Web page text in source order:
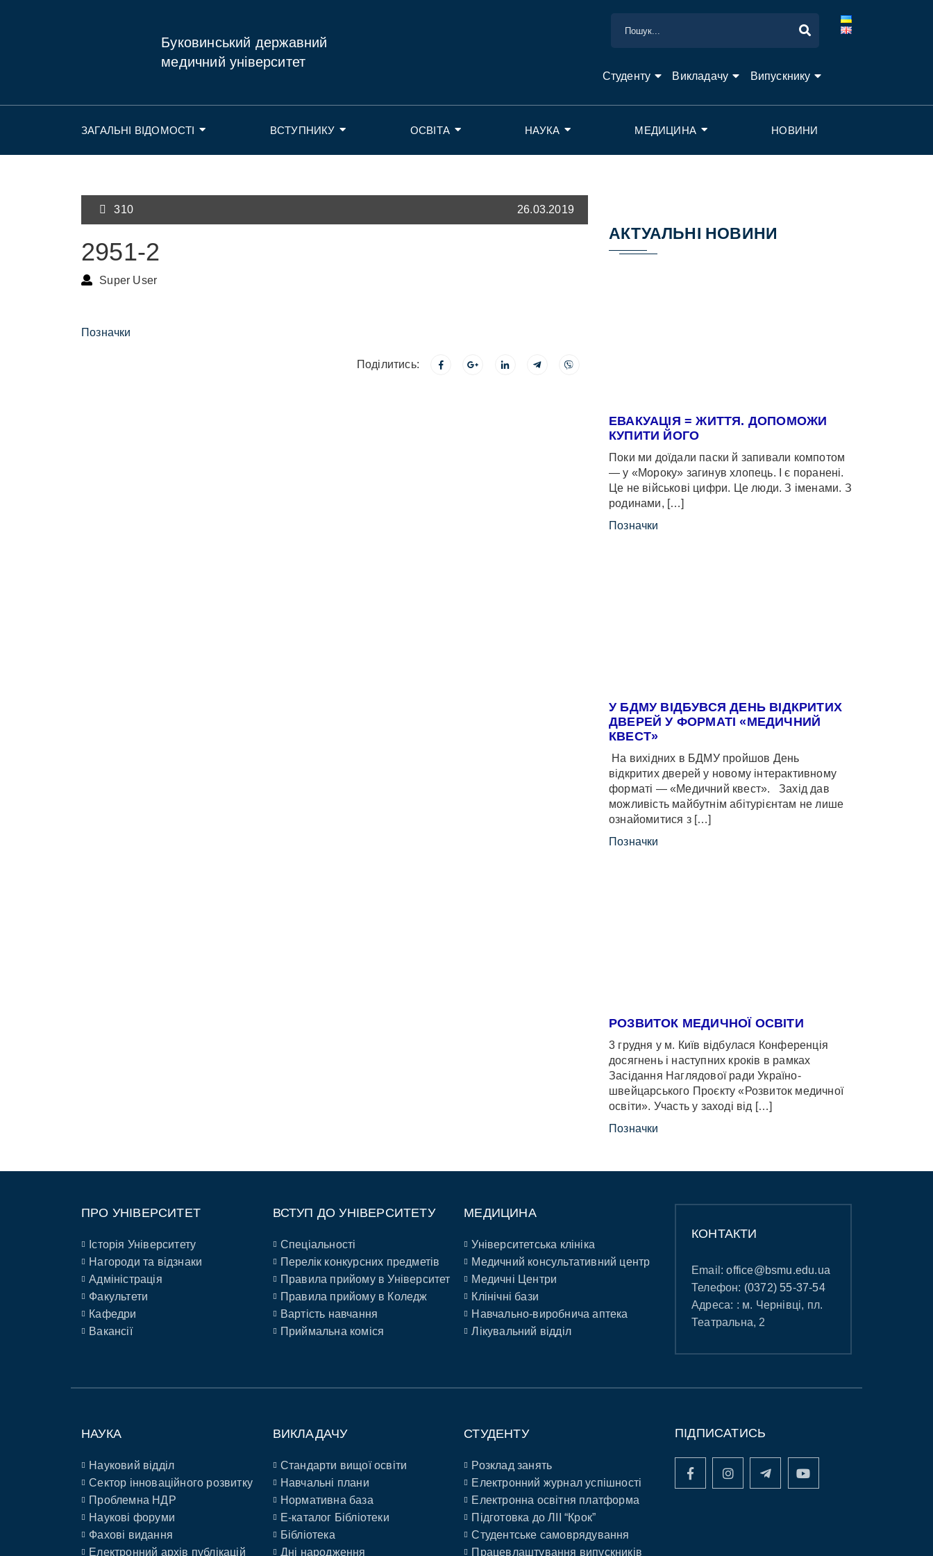
Буковинський державний
медичний університет
Студенту Викладачу Випускнику
ЗАГАЛЬНІ ВІДОМОСТІ ВСТУПНИКУ ОСВІТА НАУКА МЕДИЦИНА НОВИНИ
310 26.03.2019
2951-2
Super User
Позначки
Поділитись:
АКТУАЛЬНІ НОВИНИ
ЕВАКУАЦІЯ = ЖИТТЯ. ДОПОМОЖИ
КУПИТИ ЙОГО
Поки ми доїдали паски й запивали компотом
— у «Мороку» загинув хлопець. І є поранені.
Це не військові цифри. Це люди. З іменами. З
родинами, […]
Позначки
У БДМУ ВІДБУВСЯ ДЕНЬ ВІДКРИТИХ
ДВЕРЕЙ У ФОРМАТІ «МЕДИЧНИЙ
КВЕСТ»
На вихідних в БДМУ пройшов День
відкритих дверей у новому інтерактивному
форматі — «Медичний квест». Захід дав
можливість майбутнім абітурієнтам не лише
ознайомитися з […]
Позначки
РОЗВИТОК МЕДИЧНОЇ ОСВІТИ
3 грудня у м. Київ відбулася Конференція
досягнень і наступних кроків в рамках
Засідання Наглядової ради Україно-
швейцарського Проєкту «Розвиток медичної
освіти». Участь у заході від […]
Позначки
ПРО УНІВЕРСИТЕТ
Історія Університету
Нагороди та відзнаки
Адміністрація
Факультети
Кафедри
Вакансії
ВСТУП ДО УНІВЕРСИТЕТУ
Спеціальності
Перелік конкурсних предметів
Правила прийому в Університет
Правила прийому в Коледж
Вартість навчання
Приймальна коміся
МЕДИЦИНА
Університетська клініка
Медичний консультативний центр
Медичні Центри
Клінічні бази
Навчально-виробнича аптека
Лікувальний відділ
КОНТАКТИ
Email:office@bsmu.edu.ua
Телефон: (0372) 55-37-54
Адреса: : м. Чернівці, пл.
Театральна, 2
НАУКА
Науковий відділ
Сектор інноваційного розвитку
Проблемна НДР
Наукові форуми
Фахові видання
Електронний архів публікацій
ВИКЛАДАЧУ
Стандарти вищої освіти
Навчальні плани
Нормативна база
E-каталог Бібліотеки
Бібліотека
Дні народження
СТУДЕНТУ
Розклад занять
Електронний журнал успішності
Електронна освітня платформа
Підготовка до ЛІІ “Крок”
Студентське самоврядування
Працевлаштування випускників
ПІДПИСАТИСЬ